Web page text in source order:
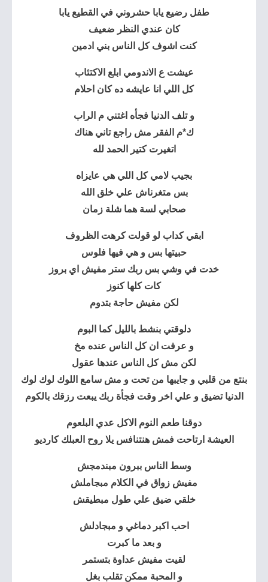
طفل رضيع يابا حشروني في القطيع يابا
كان عندي النظر ضعيف
كنت اشوف كل الناس بني ادمين
عيشت ع الاندومي ابلع الاكتئاب
كل اللي انا عايشه ده كان احلام
و تلف الدنيا فجأه اغتني م الراب
ك*م الفقر مش راجع تاني هناك
اتغيرت كتير الحمد لله
بجيب لامي كل اللي هي عايزاه
بس متغرناش علي خلق الله
صحابي لسة هما شلة زمان
ابقي كداب لو قولت كرهت الظروف
حبيتها بس و هي فيها فلوس
خدت في وشي بس ربك ستر مفيش اي بروز
كات كلها كنوز
لكن مفيش حاجة بتدوم
دلوقتي بنشط بالليل كما البوم
و عرفت ان كل الناس عنده مخ
لكن مش كل الناس عندها عقول
بنتع من قلبي و جايبها من تحت و مش سامع اللوك لوك لوك
الدنيا تضيق و علي اخر وقت فجأة ربك يبعت رزقك بالكوم
دوقنا طعم النوم الاكل عدي البلعوم
العيشة ارتاحت فمش هنتنافس يلا روح العبلك كارديو
وسط الناس ببرون مبندمجش
مفيش زواق في الكلام مبجاملش
خلقي ضيق علي طول مبطيقش
احب اكبر دماغي و مبجادلش
و بعد ما كبرت
لقيت مفيش عداوة بتستمر
و المحبة ممكن تقلب بغل